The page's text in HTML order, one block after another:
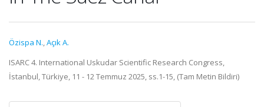
Özispa N.,Açık A.
ISARC 4. International Uskudar Scientific Research Congress,
İstanbul, Türkiye, 11 - 12 Temmuz 2025, ss.1-15, (Tam Metin Bildiri)